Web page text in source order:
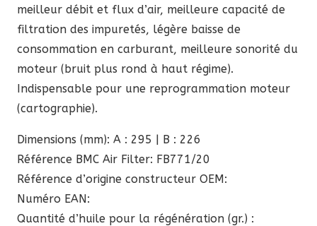
meilleur débit et flux d’air, meilleure capacité de
filtration des impuretés, légère baisse de
consommation en carburant, meilleure sonorité du
moteur (bruit plus rond à haut régime).
Indispensable pour une reprogrammation moteur
(cartographie).
Dimensions (mm): A : 295 | B : 226
Référence BMC Air Filter: FB771/20
Référence d’origine constructeur OEM:
Numéro EAN:
Quantité d’huile pour la régénération (gr.) :